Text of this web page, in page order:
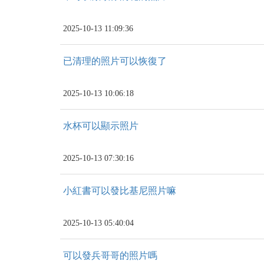
2025-10-13 11:09:36
已清理的照片可以恢復了
2025-10-13 10:06:18
水杯可以顯示照片
2025-10-13 07:30:16
小紅書可以發比基尼照片嘛
2025-10-13 05:40:04
可以發兵哥哥的照片嗎